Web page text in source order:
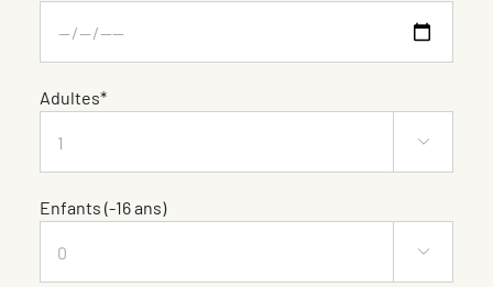
Adultes*

Enfants (-16 ans)
